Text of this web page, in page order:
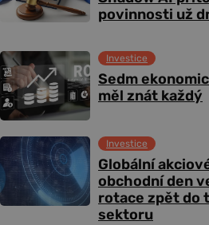
povinnosti už
Sedm
měl znát každý
Investice
Globální
obchodní den
rotace zpět do
sektoru
Investice